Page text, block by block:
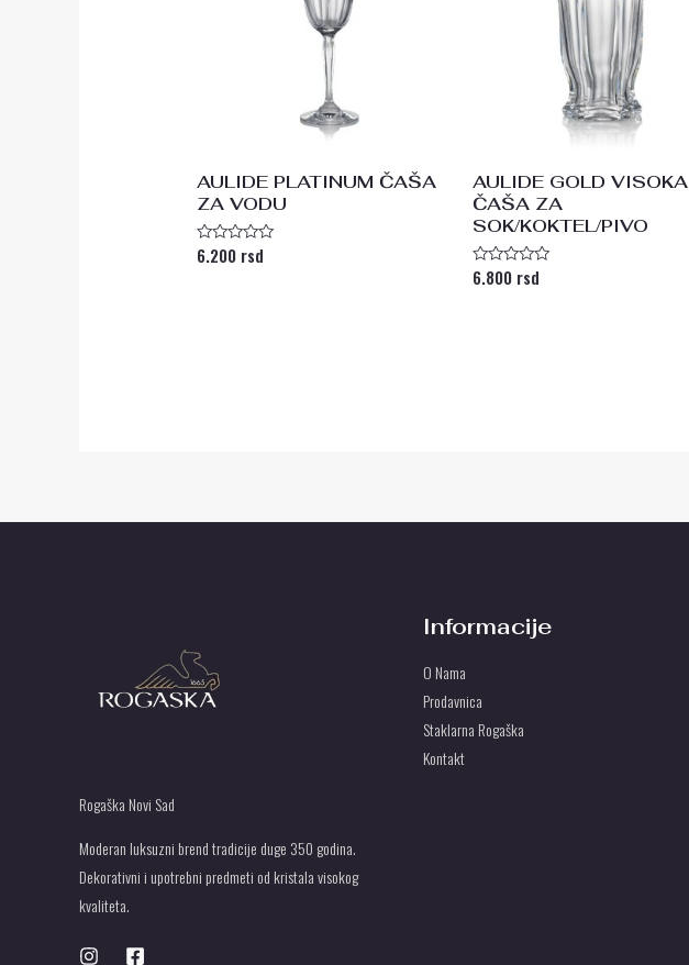
AULIDE PLATINUM ČAŠA
ZA VODU
Ocenjeno
sa
6.200 rsd
AULIDE GOLD VISOKA
ČAŠA ZA
SOK/KOKTEL/PIVO
Ocenjeno
sa
6.800 rsd
Rogaška Novi Sad
Moderan luksuzni brend tradicije duge 350 godina.
Dekorativni i upotrebni predmeti od kristala visokog
kvaliteta.
Informacije
O Nama
Prodavnica
Staklarna Rogaška
Kontakt